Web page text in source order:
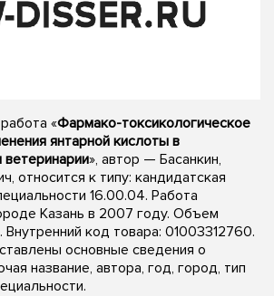
«Фармако-токсикологическое
янтарной кислоты в
», автор — Басанкин,
относится к типу: кандидатская
16.00.04. Работа
Казань в 2007 году. Объем
Внутренний код товара: 01003312760.
основные сведения о
название, автора, год, город, тип